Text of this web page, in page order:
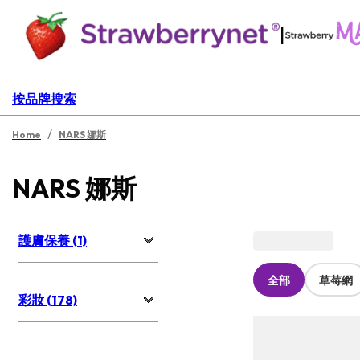
|
按品牌搜索
Home / NARS 娜斯
NARS 娜斯
護膚保養 (1)
彩妝 (178)
全部 草莓網